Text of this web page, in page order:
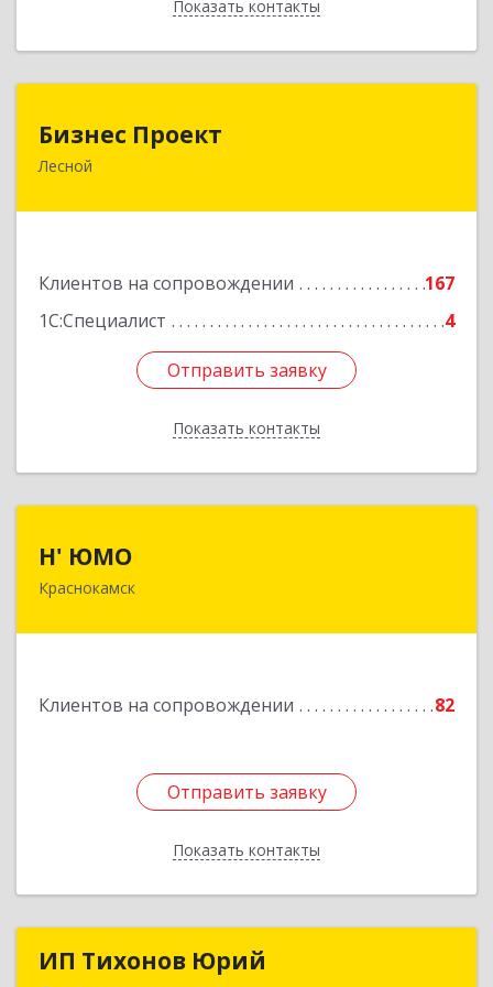
Показать контакты
Назад
Бизнес Проект
Лесной
Клиентов на сопровождении
167
1С:Специалист
4
Отправить заявку
Показать контакты
624200, Свердловская обл, Лесной г, Сиротина
Отправить заявку
Назад
Н' ЮМО
Краснокамск
Клиентов на сопровождении 82
Отправить заявку
Показать контакты
617060, Пермский край, Краснокамский р-н,
Подробнее
Отправить заявку
Назад
ИП Тихонов ЮрийИП Тихонов Юрий